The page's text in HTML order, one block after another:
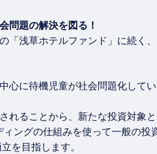
問題の解決を図る！
「浅草ホテルファンド」に続く
心に待機児童が社会問題化して
ることから、新たな投資対象と
ングの仕組みを使って一般の
を目指します。